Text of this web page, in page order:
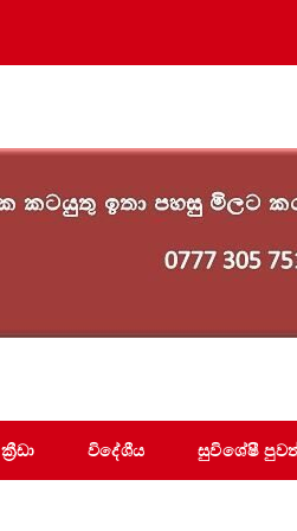
ක්‍රීඩා විදේශීය සුවිශේෂී